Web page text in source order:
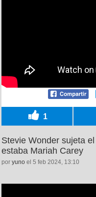
1
Stevie Wonder sujeta
estaba Mariah Carey
por yuno el 5 feb 2024, 13:10